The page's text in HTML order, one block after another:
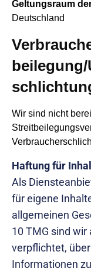
Geltungsraum
Deutschland
Wir sind nicht
Haftung für
Als
für eigene
allgemeinen
10 TMG sind
verpflichtet,
Informationen